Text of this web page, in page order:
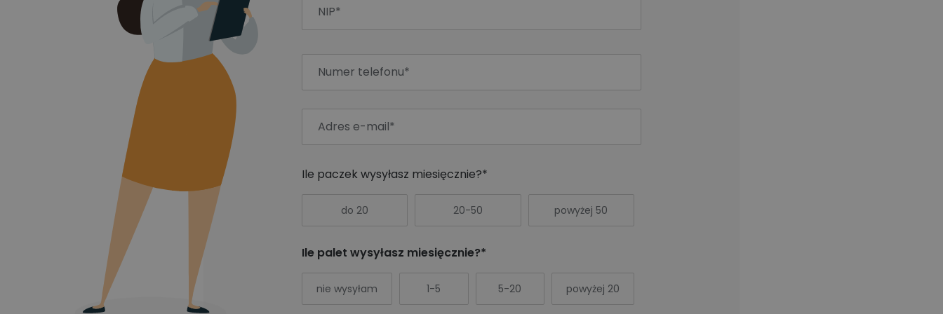
Ile paczek wysyłasz miesięcznie?*
do 20 20-50 powyżej 50
Ile palet wysyłasz miesięcznie?*
nie wysyłam 1-5 5-20 powyżej 20